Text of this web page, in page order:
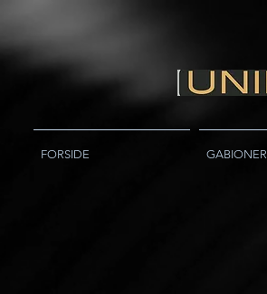
FORSIDE GABIONER